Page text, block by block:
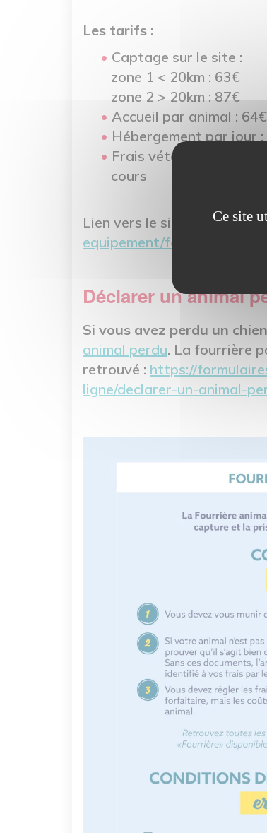
Les tarifs :
Captage sur le site :
zone 1 < 20km : 63€
zone 2 > 20km : 87€
Accueil par animal : 64€
Hébergement par jour
Frais vétérinaires : sur
cours
Lien vers le site de Caen la
equipement/fourriere-
Déclarer un animal
Si vous avez perdu un
animal perdu. La fourrière
retrouvé : https://
ligne/declarer-un-animal-
Ce site